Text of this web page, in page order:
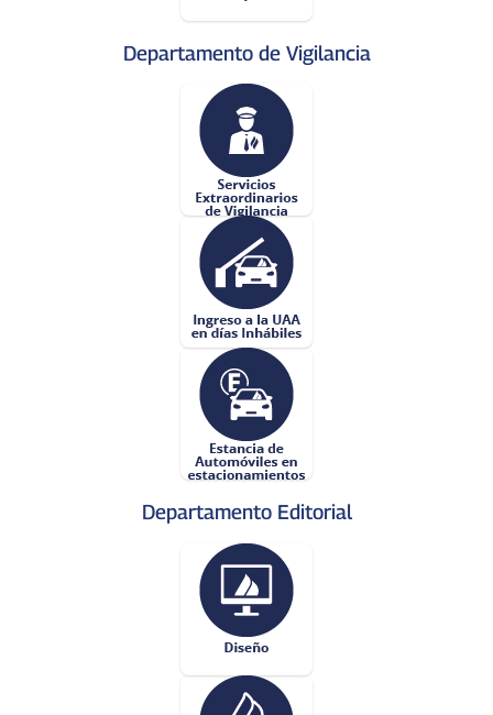
Departamento de Vigilancia
Departamento Editorial